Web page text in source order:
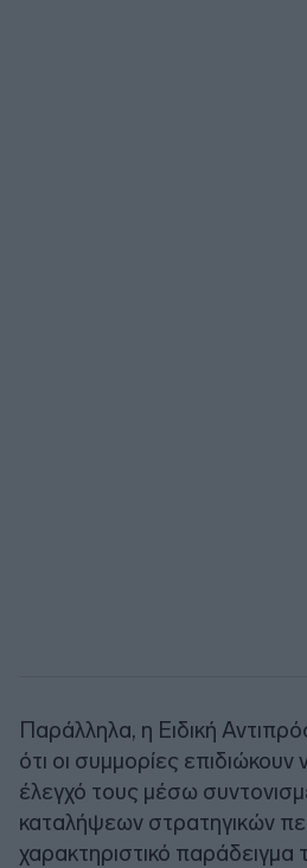
Παράλληλα, η Ειδική
ότι οι συμμορίες
έλεγχό τους μέσω
καταλήψεων στρατηγικών
χαρακτηριστικό παράδειγμα